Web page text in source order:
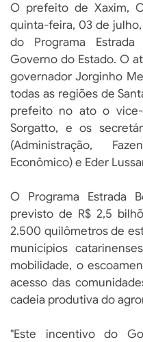
O prefeito de Xaxim,
quinta-feira, 03 de
do Programa
Governo do Estado. O
governador Jorginho
todas as regiões de
prefeito no ato o
Sorgatto, e os
(Administração,
Econômico) e Eder
O Programa Estrada
previsto de R$ 2,5
2.500 quilômetros de
municípios
mobilidade, o
acesso das
cadeia produtiva do
"Este incentivo do